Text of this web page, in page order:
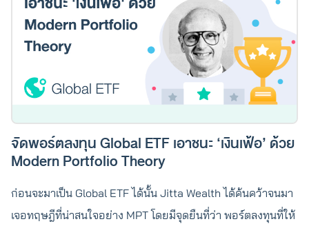
จัดพอร์ตลงทุน Global ETF เอาชนะ ‘เงินเฟ้อ’ ด้วย
Modern Portfolio Theory
ก่อนจะมาเป็น Global ETF ได้นั้น Jitta Wealth ได้ค้นคว้าจนมา
เจอทฤษฎีที่น่าสนใจอย่าง MPT โดยมีจุดยืนที่ว่า พอร์ตลงทุนที่ให้